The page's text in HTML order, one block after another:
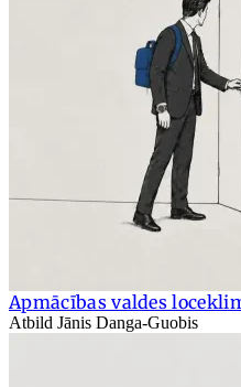
Apmācības valdes
Atbild Jānis Danga-Guobis